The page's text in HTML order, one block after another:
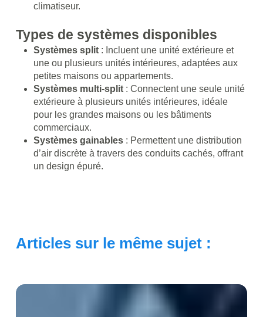
climatiseur.
Types de systèmes disponibles
Systèmes split: Incluent une unité extérieure et
une ou plusieurs unités intérieures, adaptées aux
petites maisons ou appartements.
Systèmes multi-split: Connectent une seule unité
extérieure à plusieurs unités intérieures, idéale
pour les grandes maisons ou les bâtiments
commerciaux.
Systèmes gainables: Permettent une distribution
d’air discrète à travers des conduits cachés, offrant
un design épuré.
Articles sur le même sujet :
Climatisation